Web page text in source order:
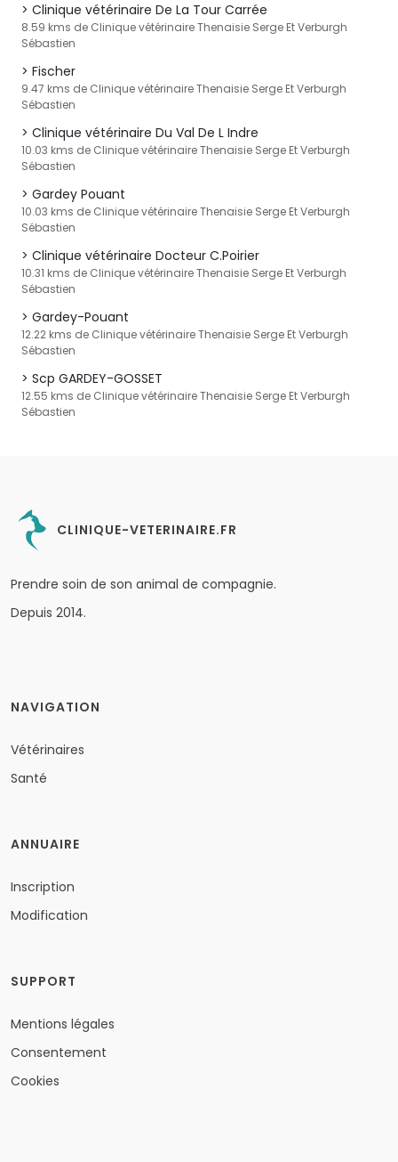
Clinique vétérinaire De La Tour Carrée
8.59 kms de Clinique vétérinaire Thenaisie Serge Et Verburgh
Sébastien
Fischer
9.47 kms de Clinique vétérinaire Thenaisie Serge Et Verburgh
Sébastien
Clinique vétérinaire Du Val De L Indre
10.03 kms de Clinique vétérinaire Thenaisie Serge Et Verburgh
Sébastien
Gardey Pouant
10.03 kms de Clinique vétérinaire Thenaisie Serge Et Verburgh
Sébastien
Clinique vétérinaire Docteur C.Poirier
10.31 kms de Clinique vétérinaire Thenaisie Serge Et Verburgh
Sébastien
Gardey-Pouant
12.22 kms de Clinique vétérinaire Thenaisie Serge Et Verburgh
Sébastien
Scp GARDEY-GOSSET
12.55 kms de Clinique vétérinaire Thenaisie Serge Et Verburgh
Sébastien
CLINIQUE-VETERINAIRE.FR
Prendre soin de son animal de compagnie.
Depuis 2014.
NAVIGATION
Vétérinaires
Santé
ANNUAIRE
Inscription
Modification
SUPPORT
Mentions légales
Consentement
Cookies